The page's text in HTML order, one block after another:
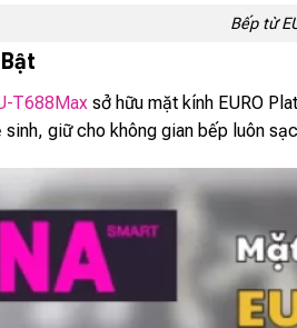
Bếp từ
T688Max sở hữu mặt kính EURO
giữ cho không gian bếp luôn